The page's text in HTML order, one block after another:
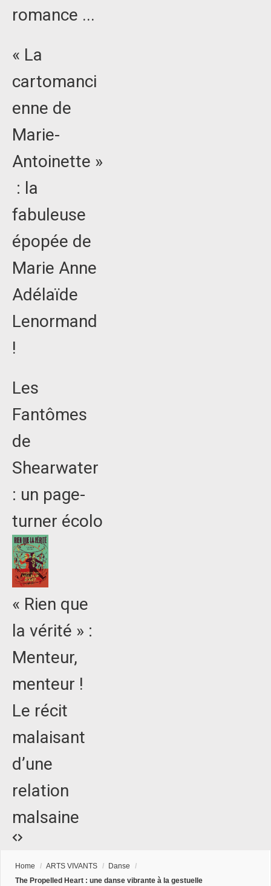
romance ...
« La
cartomanci
enne de
Marie-
Antoinette »
: la
fabuleuse
épopée de
Marie Anne
Adélaïde
Lenormand
!
Les
Fantômes
de
Shearwater
: un page-
turner écolo
« Rien que
la vérité » :
Menteur,
menteur !
Le récit
malaisant
d’une
relation
malsaine
Home / ARTS VIVANTS / Danse
/
The Propelled Heart : une danse vibrante à la gestuelle